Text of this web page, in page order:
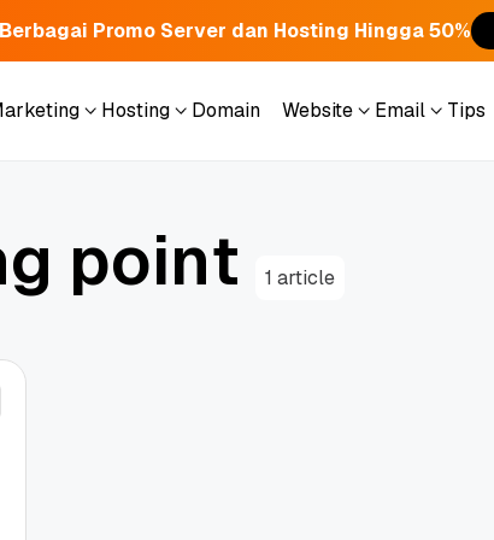
Promo Server dan Hosting Hingga 50%
Hosting
Domain
Website
Email
Tips
g point 1 article